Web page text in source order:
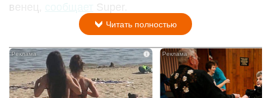
венец,
сообщает Super.
Читать полностью
i